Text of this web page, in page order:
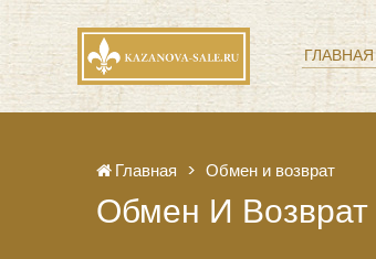
ГЛАВНАЯ
Главная Обмен и возврат
Обмен И Возврат